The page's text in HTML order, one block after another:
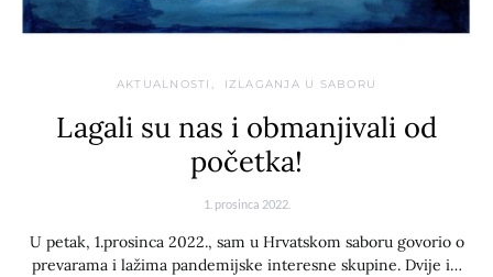
AKTUALNOSTI IZLAGANJA U SABORU
Lagali su nas i obmanjivali od
početka!
1. prosinca 2022.
U petak, 1.prosinca 2022., sam u Hrvatskom saboru govorio o
prevarama i lažima pandemijske interesne skupine. Dvije i…